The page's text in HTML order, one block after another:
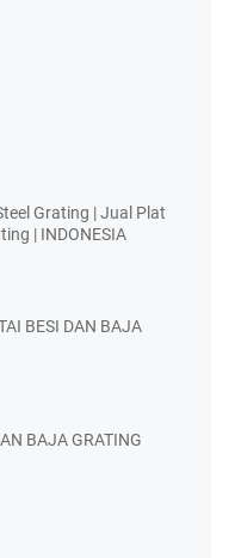
Grating | Jual Plat
| INDONESIA
BESI DAN BAJA
BAJA GRATING